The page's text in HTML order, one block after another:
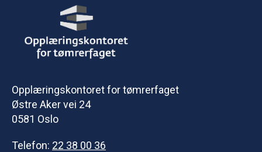
Opplæringskontoret for tømrerfaget
Østre Aker vei 24
0581 Oslo
Telefon: 22 38 00 36